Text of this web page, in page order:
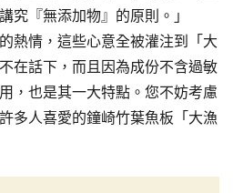
究『無添加物』的原則。」
熱情，這些心意全被灌注到「大
在話下，而且因為成份不含過敏
，也是其一大特點。您不妨考慮
多人喜愛的鐘崎竹葉魚板「大漁